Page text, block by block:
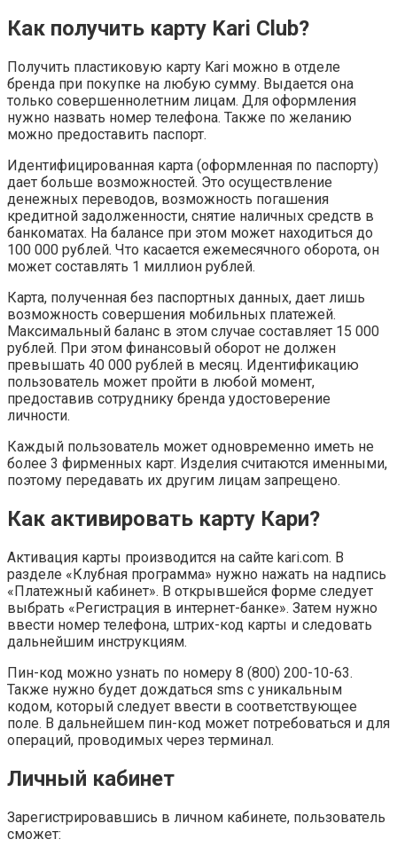
Как получить карту Kari Club?
Получить пластиковую карту Kari можно в отделе
бренда при покупке на любую сумму. Выдается она
только совершеннолетним лицам. Для оформления
нужно назвать номер телефона. Также по желанию
можно предоставить паспорт.
Идентифицированная карта (оформленная по паспорту)
дает больше возможностей. Это осуществление
денежных переводов, возможность погашения
кредитной задолженности, снятие наличных средств в
банкоматах. На балансе при этом может находиться до
100 000 рублей. Что касается ежемесячного оборота, он
может составлять 1 миллион рублей.
Карта, полученная без паспортных данных, дает лишь
возможность совершения мобильных платежей.
Максимальный баланс в этом случае составляет 15 000
рублей. При этом финансовый оборот не должен
превышать 40 000 рублей в месяц. Идентификацию
пользователь может пройти в любой момент,
предоставив сотруднику бренда удостоверение
личности.
Каждый пользователь может одновременно иметь не
более 3 фирменных карт. Изделия считаются именными,
поэтому передавать их другим лицам запрещено.
Как активировать карту Кари?
Активация карты производится на сайте kari.com. В
разделе «Клубная программа» нужно нажать на надпись
«Платежный кабинет». В открывшейся форме следует
выбрать «Регистрация в интернет-банке». Затем нужно
ввести номер телефона, штрих-код карты и следовать
дальнейшим инструкциям.
Пин-код можно узнать по номеру 8 (800) 200-10-63.
Также нужно будет дождаться sms с уникальным
кодом, который следует ввести в соответствующее
поле. В дальнейшем пин-код может потребоваться и для
операций, проводимых через терминал.
Личный кабинет
Зарегистрировавшись в личном кабинете, пользователь
сможет: